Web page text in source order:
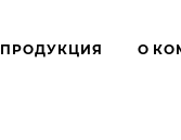
ПРОДУКЦИЯ О